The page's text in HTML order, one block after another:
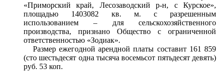
«Приморский край, Лесозаводский р-н, с Курское»,
площадью 1403082 кв. м. с разрешенным
использованием – для сельскохозяйственного
производства, признано Общество с ограниченной
ответственностью «Зодиак».
Размер ежегодной арендной платы составит 161 859
(сто шестьдесят одна тысяча восемьсот пятьдесят девять)
руб. 53 коп.